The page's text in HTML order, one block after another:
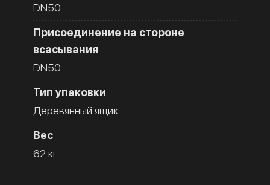
DN50
Присоединение на стороне
всасывания
DN50
Тип упаковки
Деревянный ящик
Вес
62 кг